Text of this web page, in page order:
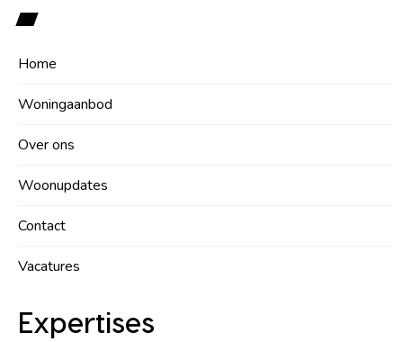
Home
Woningaanbod
Over ons
Woonupdates
Contact
Vacatures
Expertises